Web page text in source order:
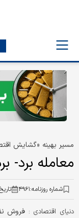
مسیر بهینه «گشایش
معامله برد-
شماره روزنامه:۴۹۶۱
دنیای اقتصادی : فروش